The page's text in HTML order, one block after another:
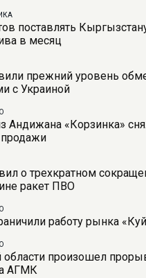
поставлять
в месяц
прежний уровень
с Украиной
Андижана «Корзинка»
о трехкратном
ракет ПВО
работу рынка
области произошел
АГМК